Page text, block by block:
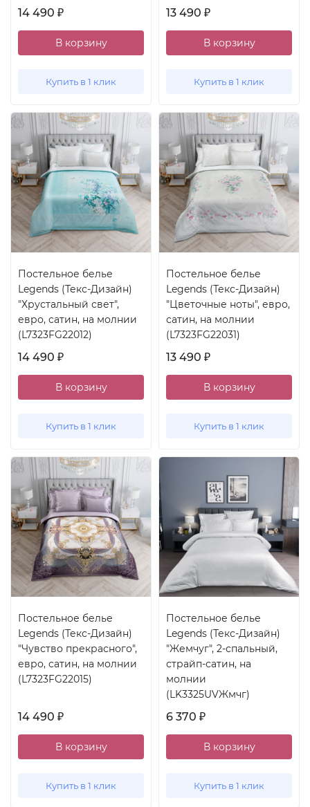
14 490 ₽
В корзину
Купить в 1 клик
13 490 ₽
В корзину
Купить в 1 клик
Постельное белье
Legends (Текс-Дизайн)
"Хрустальный свет",
евро, сатин, на молнии
(L7323FG22012)
14 490 ₽
В корзину
Купить в 1 клик
Постельное белье
Legends (Текс-Дизайн)
"Цветочные ноты", евро,
сатин, на молнии
(L7323FG22031)
13 490 ₽
В корзину
Купить в 1 клик
Постельное белье
Legends (Текс-Дизайн)
"Чувство прекрасного",
евро, сатин, на молнии
(L7323FG22015)
14 490 ₽
В корзину
Купить в 1 клик
Постельное белье
Legends (Текс-Дизайн)
"Жемчуг", 2-спальный,
страйп-сатин, на
молнии
(LK3325UVЖмчг)
6 370 ₽
В корзину
Купить в 1 клик